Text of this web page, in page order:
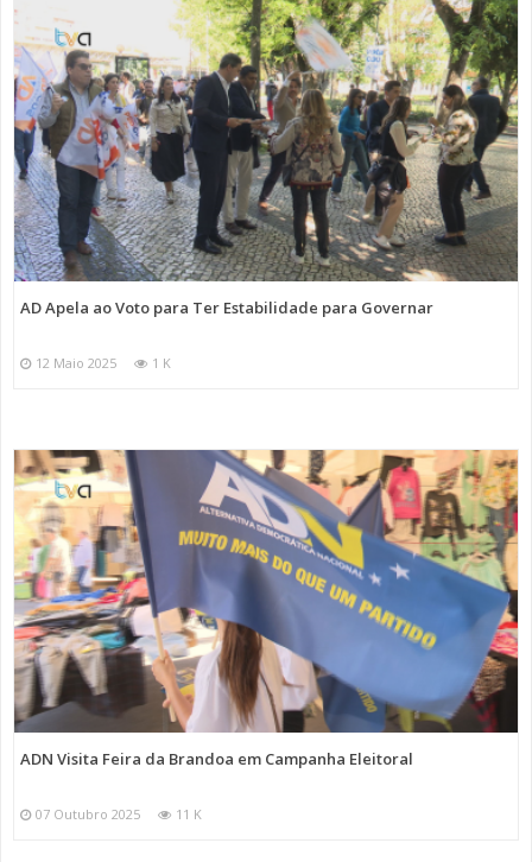
AD Apela ao Voto para Ter Estabilidade para Governar
12 Maio 2025 1 K
ADN Visita Feira da Brandoa em Campanha Eleitoral
07 Outubro 2025 11 K